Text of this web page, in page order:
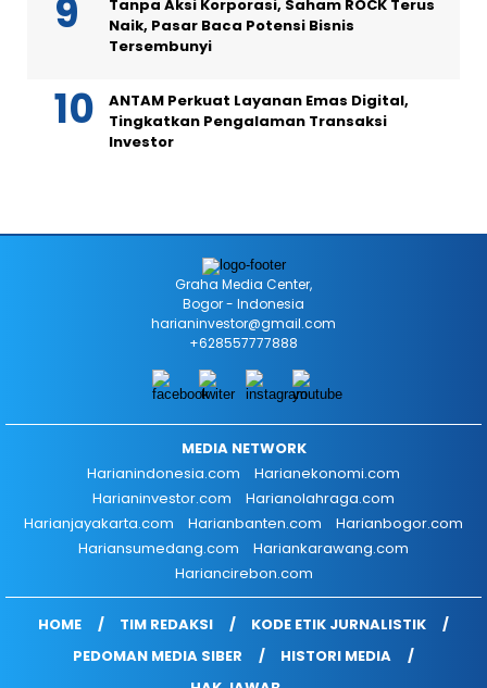
Tanpa Aksi Korporasi, Saham ROCK Terus
Naik, Pasar Baca Potensi Bisnis
Tersembunyi
ANTAM Perkuat Layanan Emas Digital,
Tingkatkan Pengalaman Transaksi
Investor
Graha Media Center,
Bogor - Indonesia
harianinvestor@gmail.com
+628557777888
MEDIA NETWORK
Harianindonesia.com
Harianekonomi.com
Harianinvestor.com
Harianolahraga.com
Harianjayakarta.com
Harianbanten.com
Harianbogor.com
Hariansumedang.com
Hariankarawang.com
Hariancirebon.com
HOME TIM REDAKSI
KODE ETIK JURNALISTIK
PEDOMAN MEDIA SIBER
HISTORI MEDIA